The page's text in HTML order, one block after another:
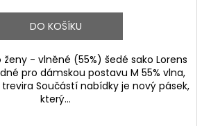
DO KOŠÍKU
ženy - vlněné (55%) šedé sako Lorens
pro dámskou postavu M 55% vlna,
trevira Součástí nabídky je nový pásek,
který...